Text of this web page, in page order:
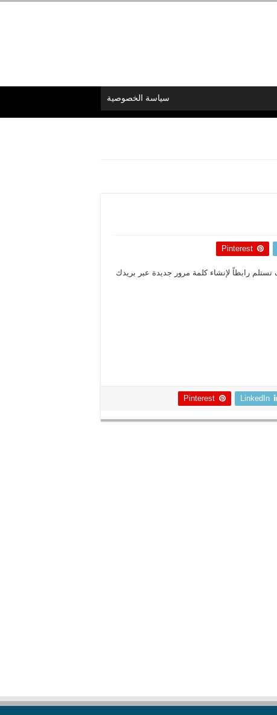
سياسة الخصوصية
Pinterest
رابطاً لإنشاء كلمة مرور جديدة عبر بريدك
LinkedIn
Pinterest